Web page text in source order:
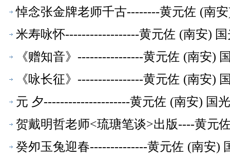
悼念张金牌老师千古--------黄元佐 (南
米寿咏怀------------------黄元佐 (南安)
《赠知音》----------------黄元佐 (南安)
《咏长征》----------------黄元佐 (南安)
元 夕---------------------黄元佐 (南安) 国
贺戴明哲老师<琉瑭笔谈>出版----黄元
癸夘玉兔迎春--------------黄元佐 (南安)